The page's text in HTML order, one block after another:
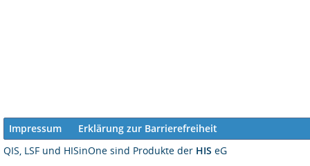
Impressum
Erklärung zur Barrierefreiheit
QIS, LSF und HISinOne sind Produkte der HIS eG